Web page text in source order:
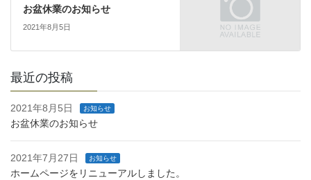
お盆休業のお知らせ
2021年8月5日
最近の投稿
2021年8月5日 お知らせ
お盆休業のお知らせ
2021年7月27日 お知らせ
ホームページをリニューアルしました。